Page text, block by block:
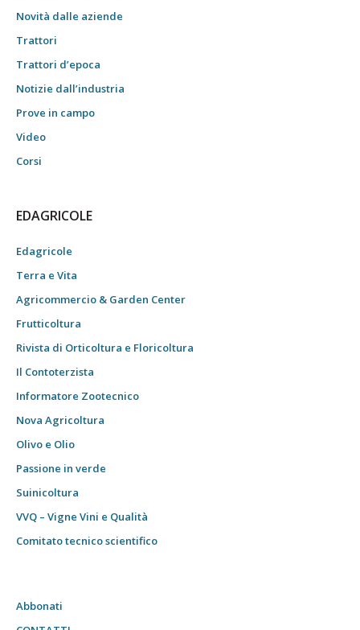
Novità dalle aziende
Trattori
Trattori d’epoca
Notizie dall’industria
Prove in campo
Video
Corsi
EDAGRICOLE
Edagricole
Terra e Vita
Agricommercio & Garden Center
Frutticoltura
Rivista di Orticoltura e Floricoltura
Il Contoterzista
Informatore Zootecnico
Nova Agricoltura
Olivo e Olio
Passione in verde
Suinicoltura
VVQ – Vigne Vini e Qualità
Comitato tecnico scientifico
Abbonati